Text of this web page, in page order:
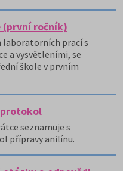
(první ročník)
laboratorních prací s
a vysvětleními, se
škole v prvním
seznamuje s
přípravy anilínu.